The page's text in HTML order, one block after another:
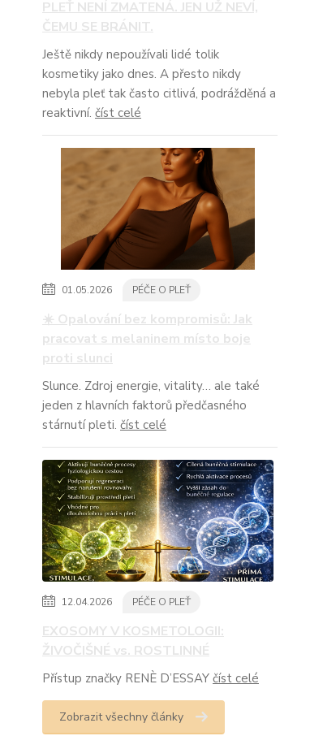
PLEŤ NENÍ ZMATENÁ. JEN UŽ NEVÍ,
ČEMU SE BRÁNIT.
Ještě nikdy nepoužívali lidé tolik
kosmetiky jako dnes. A přesto nikdy
nebyla pleť tak často citlivá, podrážděná a
reaktivní. číst celé
01.05.2026 PÉČE O PLEŤ
☀️ Opalování bez kompromisů: Jak
pracovat s melaninem místo boje
proti slunci
Slunce. Zdroj energie, vitality… ale také
jeden z hlavních faktorů předčasného
stárnutí pleti. číst celé
12.04.2026 PÉČE O PLEŤ
EXOSOMY V KOSMETOLOGII:
ŽIVOČIŠNÉ vs. ROSTLINNÉ
Přístup značky RENÈ D’ESSAY číst celé
Zobrazit všechny články